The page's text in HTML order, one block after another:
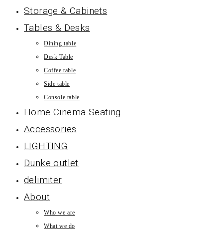
Storage & Cabinets
Tables & Desks
Dining table
Desk Table
Coffee table
Side table
Console table
Home Cinema Seating
Accessories
LIGHTING
Dunke outlet
delimiter
About
Who we are
What we do